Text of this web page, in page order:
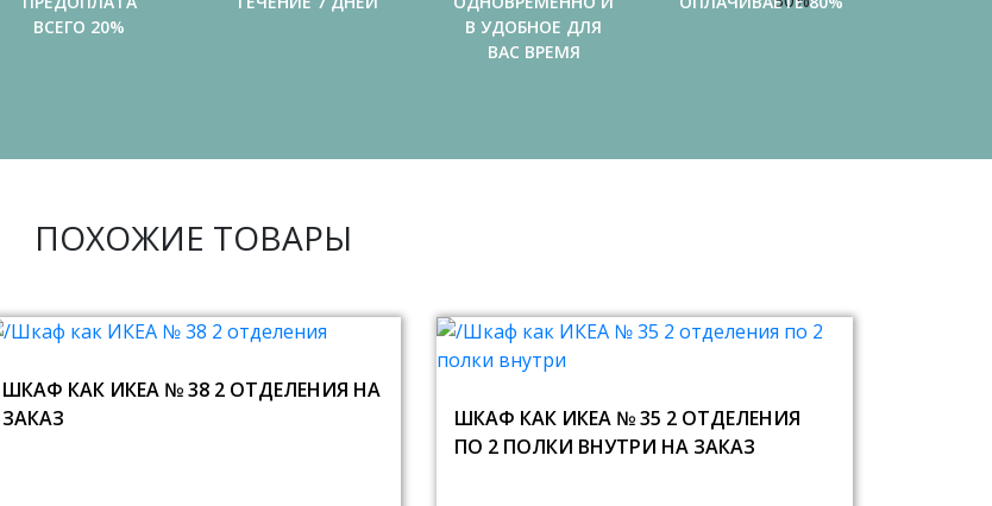
ВСЕГО 20%
В УДОБНОЕ ДЛЯ
ВАС ВРЕМЯ
ПОХОЖИЕ ТОВАРЫ
ШКАФ КАК ИКЕА № 38 2 ОТДЕЛЕНИЯ НА
ЗАКАЗ
ШКАФ КАК ИКЕА № 35 2 ОТДЕЛЕНИЯ
ПО 2 ПОЛКИ ВНУТРИ НА ЗАКАЗ